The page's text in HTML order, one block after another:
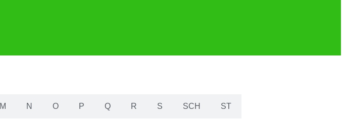
M N O P Q R S SCH ST